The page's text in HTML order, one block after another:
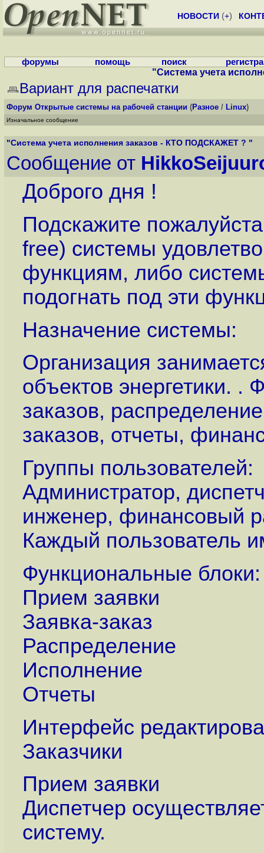
НОВОСТИ (+)
форумы помощь поиск
"Система учета
Вариант для распечатки
Форум Открытые системы на рабочей станции (Разное / Linux)
Изначальное сообщение
"Система учета исполнения заказов - КТО ПОДСКАЖЕТ ? "
Сообщение от
Доброго дня !
Подскажите
free) системы
функциям, либо
подогнать под эти
Назначение системы:
Организация
объектов энергетики. .
заказов,
заказов, отчеты,
Группы пользователей:
Администратор,
инженер, финансовый
Каждый пользователь
Функциональные блоки:
Прием заявки
Заявка-заказ
Распределение
Исполнение
Отчеты
Интерфейс
Заказчики
Прием заявки
Диспетчер
систему.